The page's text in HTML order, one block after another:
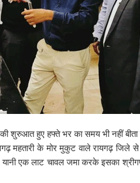
शुरुआत हुए हफ्ते भर का समय भी नहीं
के मोर मुकुट वाले रायगढ़ जिले से
एक लाट चावल जमा करके इसका